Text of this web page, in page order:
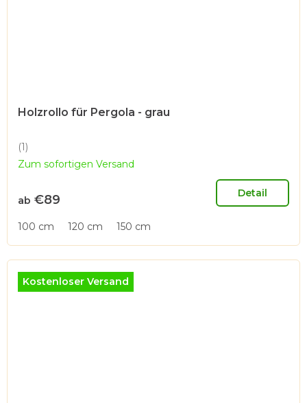
Holzrollo für Pergola - grau
Die
durchschnittliche
5,0
5
Sternen.
(1)
Zum sofortigen Versand
ab €89 Detail
100 cm 120 cm 150 cm
Kostenloser Versand